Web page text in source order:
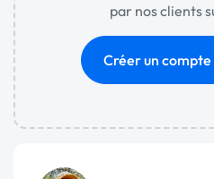
par nos clients
Créer un